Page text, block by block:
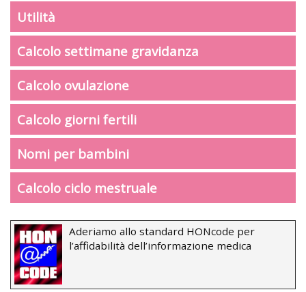
Utilità
Calcolo settimane gravidanza
Calcolo ovulazione
Calcolo giorni fertili
Nomi per bambini
Calcolo ciclo mestruale
Aderiamo allo standard HONcode per
l’affidabilità dell’informazione medica